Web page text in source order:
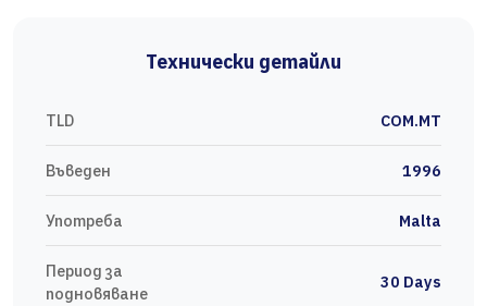
Технически детайли
TLD COM.MT
Въведен 1996
Употреба Malta
Период за
подновяване
30 Days